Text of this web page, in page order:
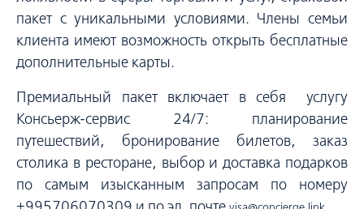
пакет с уникальными условиями. Члены семьи
клиента имеют возможность открыть бесплатные
дополнительные карты.
Премиальный пакет включает в себя услугу
Консьерж-сервис 24/7: планирование
путешествий, бронирование билетов, заказ
столика в ресторане, выбор и доставка подарков
по самым изысканным запросам по номеру